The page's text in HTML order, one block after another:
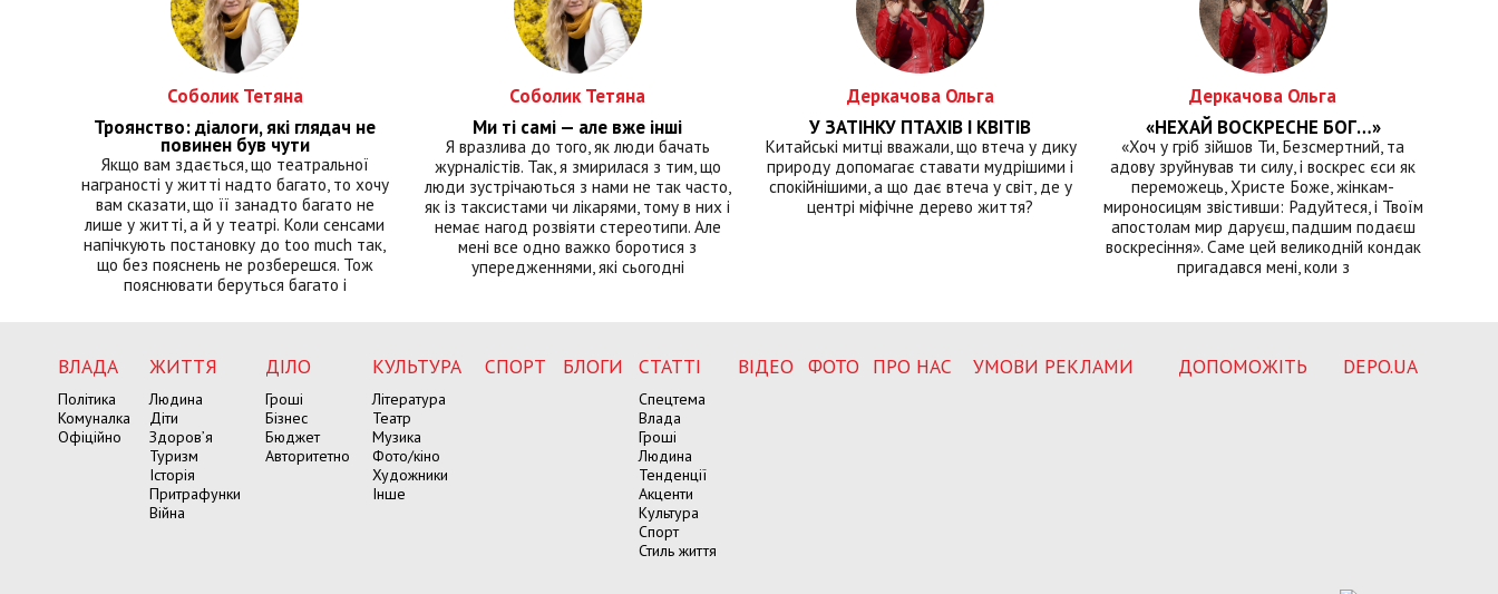
Соболик Тетяна
Троянство: діалоги, які глядач не
повинен був чути
Якщо вам здається, що театральної
награності у житті надто багато, то хочу
вам сказати, що її занадто багато не
лише у житті, а й у театрі. Коли сенсами
напічкують постановку до too much так,
що без пояснень не розберешся. Тож
пояснювати беруться багато і
Соболик Тетяна
Ми ті самі — але вже інші
Я вразлива до того, як люди бачать
журналістів. Так, я змирилася з тим, що
люди зустрічаються з нами не так часто,
як із таксистами чи лікарями, тому в них і
немає нагод розвіяти стереотипи. Але
мені все одно важко боротися з
упередженнями, які сьогодні
Деркачова Ольга
У ЗАТІНКУ ПТАХІВ І КВІТІВ
Китайські митці вважали, що втеча у дику
природу допомагає ставати мудрішими і
спокійнішими, а що дає втеча у світ, де у
центрі міфічне дерево життя?
Деркачова Ольга
«НЕХАЙ ВОСКРЕСНЕ БОГ…»
«Хоч у гріб зійшов Ти, Безсмертний, та
адову зруйнував ти силу, і воскрес єси як
переможець, Христе Боже, жінкам-
мироносицям звістивши: Радуйтеся, і Твоїм
апостолам мир даруєш, падшим подаєш
воскресіння». Саме цей великодній кондак
пригадався мені, коли з
ВЛАДА
Політика
Комуналка
Офіційно
ЖИТТЯ
Людина
Діти
Здоров’я
Туризм
Історія
Притрафунки
Війна
ДІЛО
Гроші
Бізнес
Бюджет
Авторитетно
КУЛЬТУРА
Література
Театр
Музика
Фото/кіно
Художники
Інше
СПОРТ БЛОГИ СТАТТІ
Спецтема
Влада
Гроші
Людина
Тенденції
Акценти
Культура
Спорт
Стиль життя
ВІДЕО ФОТО ПРО НАС УМОВИ РЕКЛАМИ ДОПОМОЖІТЬ DEPO.UA